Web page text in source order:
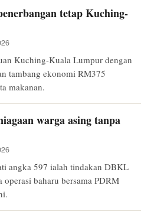
tetap Kuching-
Kuching-Kuala Lumpur dengan
tambang ekonomi RM375
makanan.
warga asing tanpa
angka 597 ialah tindakan DBKL
baharu bersama PDRM